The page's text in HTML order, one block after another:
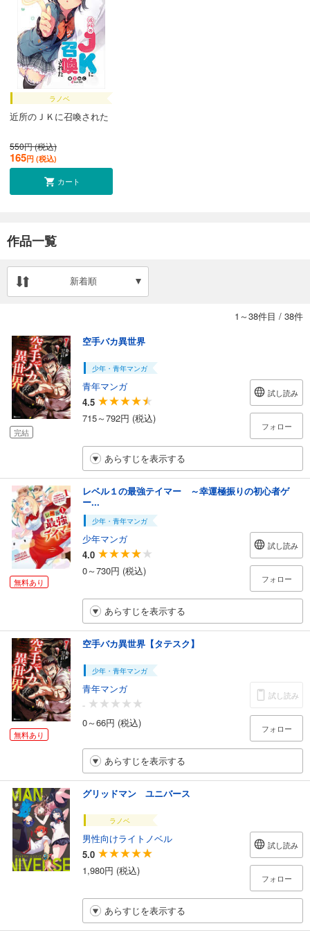
ラノベ
近所のＪＫに召喚された
550円 (税込)
165円 (税込)
カート
作品一覧
新着順
1～38件目 / 38件
完結
空手バカ異世界
少年・青年マンガ
青年マンガ
4.5
715～792円 (税込)
試し読み
フォロー
あらすじを表示する
無料あり
レベル１の最強テイマー ～幸運極振りの初心者ゲ
ー...
少年・青年マンガ
少年マンガ
4.0
0～730円 (税込)
試し読み
フォロー
あらすじを表示する
無料あり
空手バカ異世界【タテスク】
少年・青年マンガ
青年マンガ
-
0～66円 (税込)
試し読み
フォロー
あらすじを表示する
グリッドマン ユニバース
ラノベ
男性向けライトノベル
5.0
1,980円 (税込)
試し読み
フォロー
あらすじを表示する